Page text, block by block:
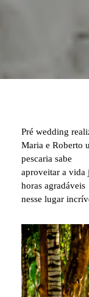
Pré wedding
Maria e Roberto
pescaria sabe
aproveitar a vida
horas agradáveis
nesse lugar